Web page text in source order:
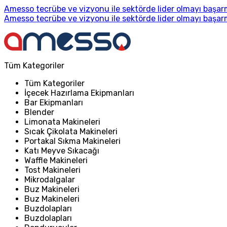
Amesso tecrübe ve vizyonu ile sektörde lider olmayı
Amesso tecrübe ve vizyonu ile sektörde lider olmayı
Tüm Kategoriler
Tüm Kategoriler
İçecek Hazırlama Ekipmanları
Bar Ekipmanları
Blender
Limonata Makineleri
Sıcak Çikolata Makineleri
Portakal Sıkma Makineleri
Katı Meyve Sıkacağı
Waffle Makineleri
Tost Makineleri
Mikrodalgalar
Buz Makineleri
Buz Makineleri
Buzdolapları
Buzdolapları